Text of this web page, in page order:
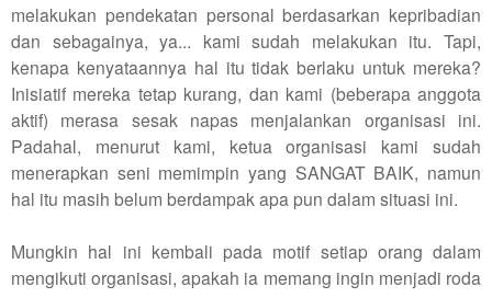
melakukan pendekatan personal berdasarkan kepribadian
dan sebagainya, ya... kami sudah melakukan itu. Tapi,
kenapa kenyataannya hal itu tidak berlaku untuk mereka?
Inisiatif mereka tetap kurang, dan kami (beberapa anggota
aktif) merasa sesak napas menjalankan organisasi ini.
Padahal, menurut kami, ketua organisasi kami sudah
menerapkan seni memimpin yang SANGAT BAIK, namun
hal itu masih belum berdampak apa pun dalam situasi ini.
Mungkin hal ini kembali pada motif setiap orang dalam
mengikuti organisasi, apakah ia memang ingin menjadi roda